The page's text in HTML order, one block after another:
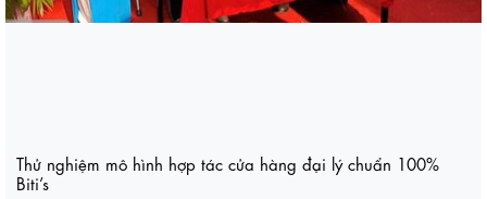
Thử nghiệm mô hình hợp tác cửa hàng đại lý chuẩn 100%
Biti’s